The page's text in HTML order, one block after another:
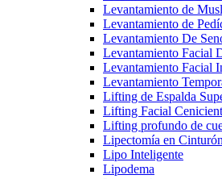
Levantamiento de
Levantamiento de
Levantamiento De
Levantamiento Facial
Levantamiento Facial
Levantamiento
Lifting de Espalda
Lifting Facial
Lifting profundo de
Lipectomía en Cinturón
Lipo Inteligente
Lipodema